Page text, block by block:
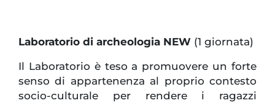
Laboratorio di archeologia NEW (1 giornata)
Il Laboratorio è teso a promuovere un forte
senso di appartenenza al proprio contesto
socio-culturale per rendere i ragazzi